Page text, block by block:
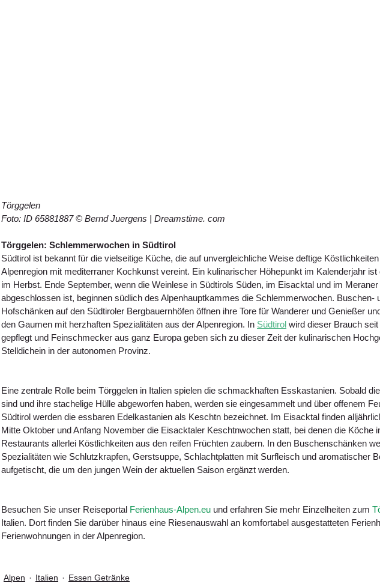
Törggelen
Foto: ID 65881887 © Bernd Juergens | Dreamstime. com
Törggelen: Schlemmerwochen in Südtirol
Südtirol ist bekannt für die vielseitige Küche, die auf unvergleichliche Weise deftige
Alpenregion mit mediterraner Kochkunst vereint. Ein kulinarischer Höhepunkt im Kalenderjahr ist
im Herbst. Ende September, wenn die Weinlese in Südtirols Süden, im Eisacktal und im Meraner
abgeschlossen ist, beginnen südlich des Alpenhauptkammes die Schlemmerwochen. Buschen-
Hofschänken auf den Südtiroler Bergbauernhöfen öffnen ihre Tore für Wanderer und Genießer
den Gaumen mit herzhaften Spezialitäten aus der Alpenregion. In Südtirol wird dieser Brauch
gepflegt und Feinschmecker aus ganz Europa geben sich zu dieser Zeit der kulinarischen
Stelldichein in der autonomen Provinz.
Eine zentrale Rolle beim Törggelen in Italien spielen die schmackhaften Esskastanien. Sobald
sind und ihre stachelige Hülle abgeworfen haben, werden sie eingesammelt und über offenem
Südtirol werden die essbaren Edelkastanien als Keschtn bezeichnet. Im Eisacktal finden
Mitte Oktober und Anfang November die Eisacktaler Keschtnwochen statt, bei denen die Köche
Restaurants allerlei Köstlichkeiten aus den reifen Früchten zaubern. In den Buschenschänken
Spezialitäten wie Schlutzkrapfen, Gerstsuppe, Schlachtplatten mit Surfleisch und aromatischer
aufgetischt, die um den jungen Wein der aktuellen Saison ergänzt werden.
Besuchen Sie unser Reiseportal Ferienhaus-Alpen.eu und erfahren Sie mehr Einzelheiten zum
Italien. Dort finden Sie darüber hinaus eine Riesenauswahl an komfortabel ausgestatteten
Ferienwohnungen in der Alpenregion.
Alpen Italien Essen Getränke